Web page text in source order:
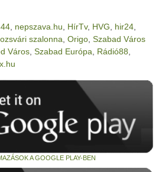
nepszava.hu HírTv, HVG hir24
szalonna Origo Szabad Város
Város Szabad Európa Rádió88
A GOOGLE PLAY-BEN